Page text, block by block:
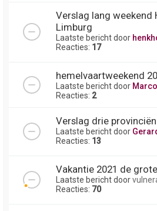
Verslag lang weekend
Limburg
Laatste bericht door
Reacties: 17
hemelvaartweekend
Laatste bericht door
Reacties: 2
Verslag drie
Laatste bericht door
Reacties: 13
Vakantie 2021 de
Laatste bericht door
Reacties: 70